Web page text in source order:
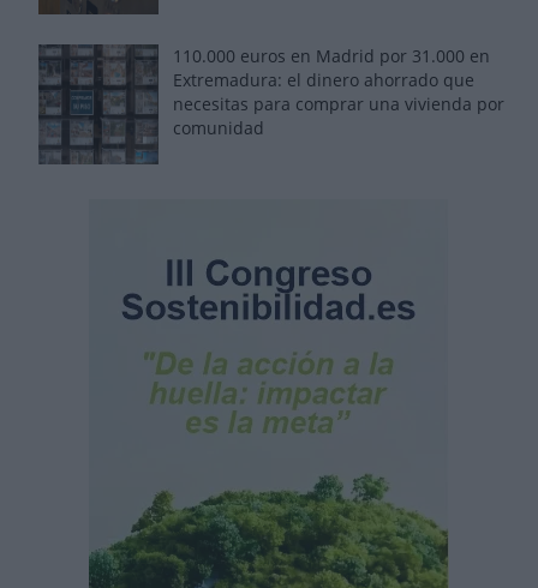
110.000 euros en Madrid por 31.000 en
Extremadura: el dinero ahorrado que
necesitas para comprar una vivienda por
comunidad